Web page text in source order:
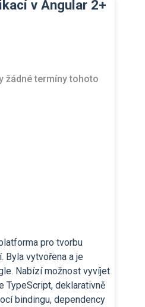
v Angular 2+
žádné termíny tohoto
pro tvorbu
Byla vytvořena a je
Nabízí možnost vyvíjet
TypeScript, deklarativně
bindingu, dependency